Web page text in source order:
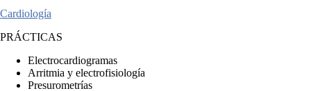
Cardiología
PRÁCTICAS
Electrocardiogramas
Arritmia y electrofisiología
Presurometrías